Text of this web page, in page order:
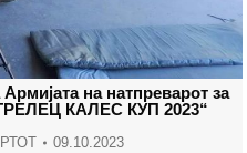
на натпреварот за
КАЛЕС КУП 2023“
09.10.2023